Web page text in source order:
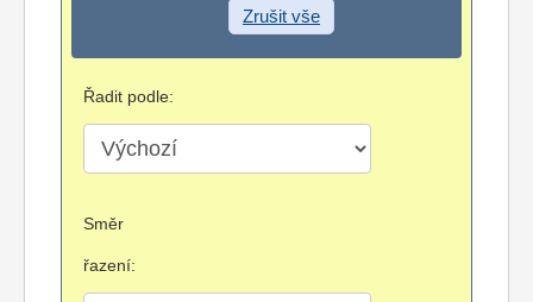
Zrušit vše
Řadit podle:
Směr
řazení: